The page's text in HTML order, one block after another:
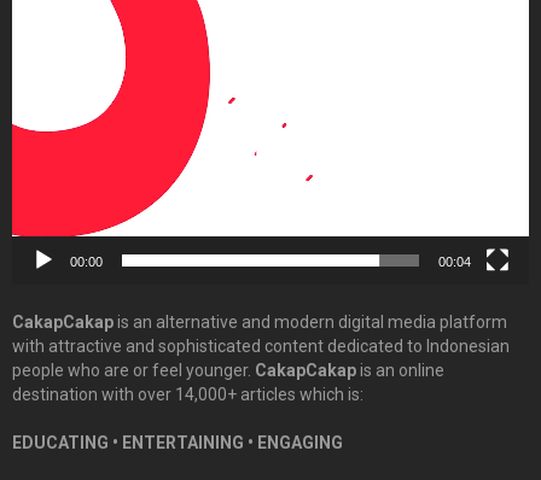
00:00 00:04
CakapCakapis an alternative and modern digital media platform
with attractive and sophisticated content dedicated to Indonesian
people who are or feel younger. CakapCakapis an online
destination with over 14,000+ articles which is:
EDUCATING • ENTERTAINING • ENGAGING